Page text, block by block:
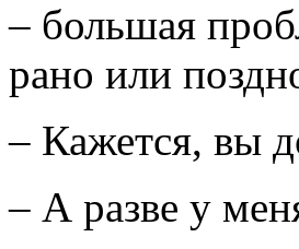
– большая
рано или
– Кажется, вы
– А разве у